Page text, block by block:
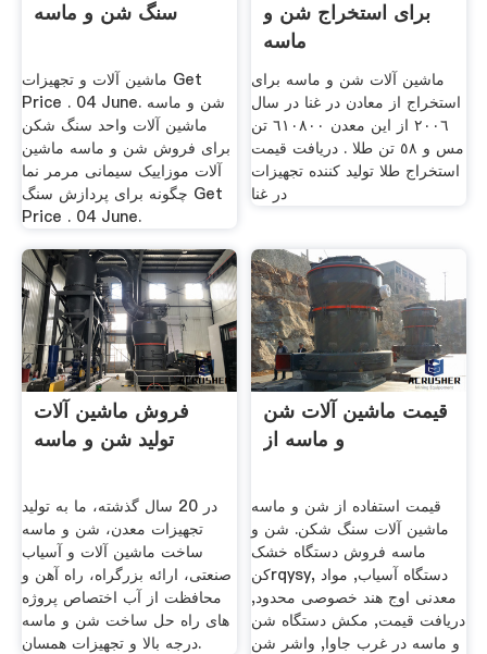
سنگ شن و ماسه
ماشین آلات و تجهیزات Get
Price . 04 June. شن و ماسه
ماشین آلات واحد سنگ شکن
برای فروش شن و ماسه ماشین
آلات موزاییک سیمانی مرمر نما
چگونه برای پردازش سنگ Get
Price . 04 June.
برای استخراج شن و
ماسه
ماشین آلات شن و ماسه برای
استخراج از معادن در غنا در سال
٢٠٠٦ از این معدن ٦١٠٨٠٠ تن
مس و ٥٨ تن طلا . دریافت قیمت
استخراج طلا تولید کننده تجهیزات
در غنا
فروش ماشین آلات
تولید شن و ماسه
در 20 سال گذشته، ما به تولید
تجهیزات معدن، شن و ماسه
ساخت ماشین آلات و آسیاب
صنعتی، ارائه بزرگراه، راه آهن و
محافظت از آب اختصاص پروژه
های راه حل ساخت شن و ماسه
درجه بالا و تجهیزات همسان.
قیمت ماشین آلات شن
و ماسه از
قیمت استفاده از شن و ماسه
ماشین آلات سنگ شکن. شن و
ماسه فروش دستگاه خشک
کنrqysy, دستگاه آسیاب, مواد
معدنی اوج هند خصوصی محدود,
دریافت قیمت, مکش دستگاه شن
و ماسه در غرب جاوا, واشر شن